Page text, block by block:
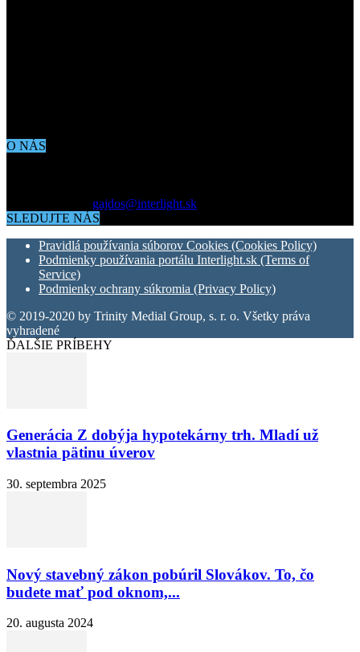
O NÁS
gajdos@interlight.sk
SLEDUJTE NÁS
Pravidlá používania súborov Cookies (Cookies Policy)
Podmienky používania portálu Interlight.sk (Terms of
Service)
Podmienky ochrany súkromia (Privacy Policy)
© 2019-2020 by Trinity Medial Group, s. r. o. Všetky práva
vyhradené
ĎALŠIE PRÍBEHY
Generácia Z dobýja hypotekárny trh. Mladí už
vlastnia pätinu úverov
30. septembra 2025
Nový stavebný zákon pobúril Slovákov. To, čo
budete mať pod oknom,...
20. augusta 2024